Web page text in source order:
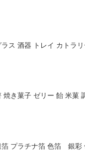
ス 酒器 トレイ カトラ
焼き菓子 ゼリー 飴 米菓
箔 プラチナ箔 色箔 銀彩